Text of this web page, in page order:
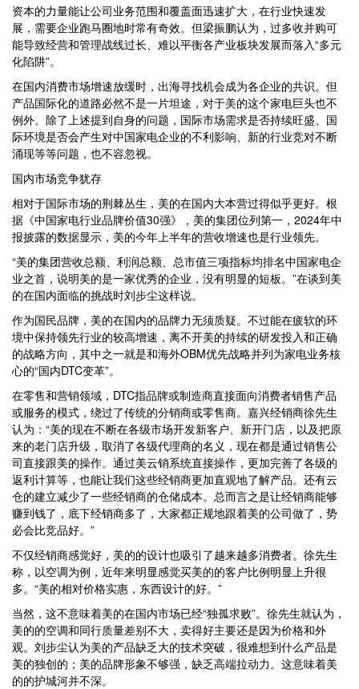
资本的力量能让公司业务范围和覆盖面迅速扩大，在行业快速发
展，需要企业跑马圈地时常有奇效。但梁振鹏认为，过多收并购可
能导致经营和管理战线过长、难以平衡各产业板块发展而落入“多元
化陷阱”。
在国内消费市场增速放缓时，出海寻找机会成为各企业的共识。但
产品国际化的道路必然不是一片坦途，对于美的这个家电巨头也不
例外。除了上述提到自身的问题，国际市场需求是否持续旺盛、国
际环境是否会产生对中国家电企业的不利影响、新的行业竞对不断
涌现等等问题，也不容忽视。
国内市场竞争犹存
相对于国际市场的荆棘丛生，美的在国内大本营过得似乎更好。根
据《中国家电行业品牌价值30强》，美的集团位列第一，2024年中
报披露的数据显示，美的今年上半年的营收增速也是行业领先。
“美的集团营收总额、利润总额、总市值三项指标均排名中国家电企
业之首，说明美的是一家优秀的企业，没有明显的短板。”在谈到美
的在国内面临的挑战时刘步尘这样说。
作为国民品牌，美的在国内的品牌力无须质疑。不过能在疲软的环
境中保持领先行业的较高增速，离不开美的持续的研发投入和正确
的战略方向，其中之一就是和海外OBM优先战略并列为家电业务核
心的“国内DTC变革”。
在零售和营销领域，DTC指品牌或制造商直接面向消费者销售产品
或服务的模式，绕过了传统的分销商或零售商。嘉兴经销商徐先生
认为：“美的现在不断在各级市场开发新客户、新开门店，以及把原
来的老门店升级，取消了各级代理商的名义，现在都是通过销售公
司直接跟美的操作。通过美云销系统直接操作，更加完善了各级的
返利计算等，也能让我们这些经销商更加直观地了解产品。还有云
仓的建立减少了一些经销商的仓储成本。总而言之是让经销商能够
赚到钱了，底下经销商多了，大家都正规地跟着美的公司做了，势
必会比竞品好。”
不仅经销商感觉好，美的的设计也吸引了越来越多消费者。徐先生
称，以空调为例，近年来明显感觉买美的的客户比例明显上升很
多。“美的相对价格实惠，东西设计的好。”
当然，这不意味着美的在国内市场已经“独孤求败”。徐先生就认为，
美的的空调和同行质量差别不大，卖得好主要还是因为价格和外
观。刘步尘认为美的产品缺乏大的技术突破，很难想到什么产品是
美的独创的；美的品牌形象不够强，缺乏高端拉动力。这意味着美
的的护城河并不深。